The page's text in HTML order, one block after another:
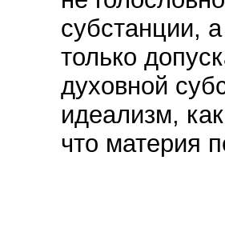
субстанции,
только
духовной
идеализм,
что материя